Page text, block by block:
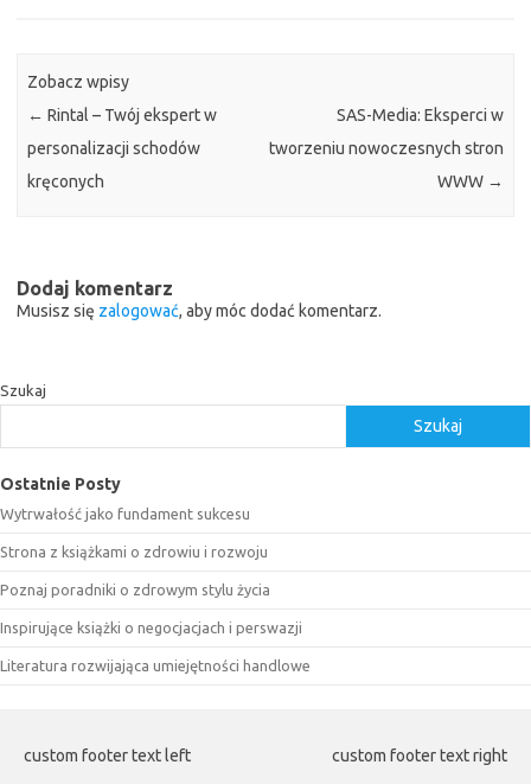
Zobacz wpisy
← Rintal – Twój ekspert w
personalizacji schodów
kręconych
SAS-Media: Eksperci w
tworzeniu nowoczesnych stron
WWW →
Dodaj komentarz
Musisz się zalogować, aby móc dodać komentarz.
Szukaj
Szukaj
Ostatnie Posty
Wytrwałość jako fundament sukcesu
Strona z książkami o zdrowiu i rozwoju
Poznaj poradniki o zdrowym stylu życia
Inspirujące książki o negocjacjach i perswazji
Literatura rozwijająca umiejętności handlowe
custom footer text left custom footer text right